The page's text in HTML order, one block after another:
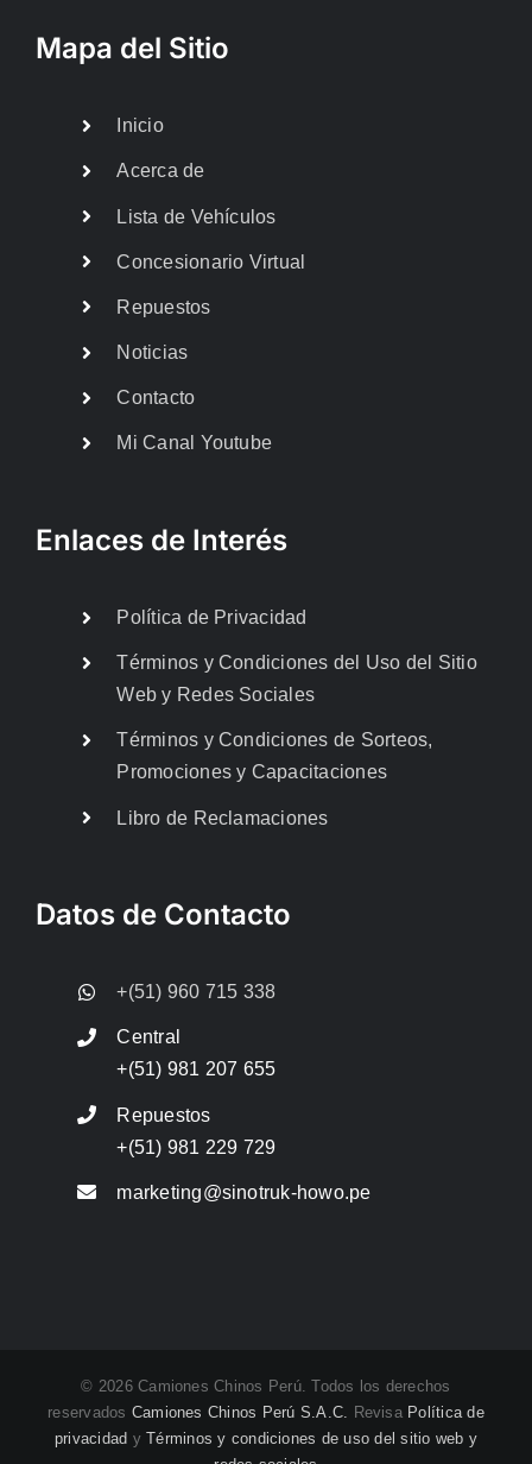
Mapa del Sitio
Inicio
Acerca de
Lista de Vehículos
Concesionario Virtual
Repuestos
Noticias
Contacto
Mi Canal Youtube
Enlaces de Interés
Política de Privacidad
Términos y Condiciones del Uso del Sitio
Web y Redes Sociales
Términos y Condiciones de Sorteos,
Promociones y Capacitaciones
Libro de Reclamaciones
Datos de Contacto
+(51) 960 715 338
Central
+(51) 981 207 655
Repuestos
+(51) 981 229 729
marketing@sinotruk-howo.pe
© 2026 Camiones Chinos Perú. Todos los derechos
reservados Camiones Chinos Perú S.A.C. Revisa Política de
privacidad yTérminos y condiciones de uso del sitio web y